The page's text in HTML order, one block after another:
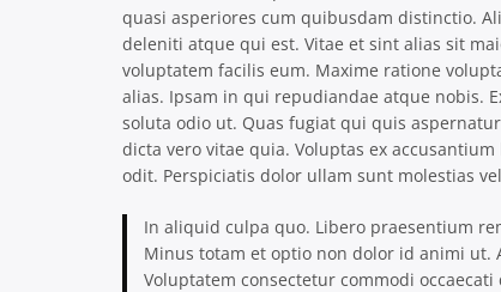
quasi asperiores cum quibusdam distinctio.
deleniti atque qui est. Vitae et sint alias sit
voluptatem facilis eum. Maxime ratione
alias. Ipsam in qui repudiandae atque nobis.
soluta odio ut. Quas fugiat qui quis
dicta vero vitae quia. Voluptas ex
odit. Perspiciatis dolor ullam sunt molestias
In aliquid culpa quo. Libero praesentium
Minus totam et optio non dolor id animi ut.
Voluptatem consectetur commodi